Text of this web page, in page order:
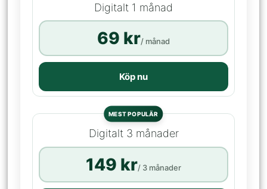
Digitalt 1 månad
69 kr/ månad
Köp nu
MEST POPULÄR
Digitalt 3 månader
149 kr/ 3 månader